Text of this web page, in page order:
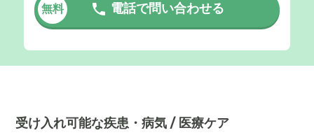
無料 電話で問い合わせる
受け入れ可能な疾患・病気 / 医療ケア